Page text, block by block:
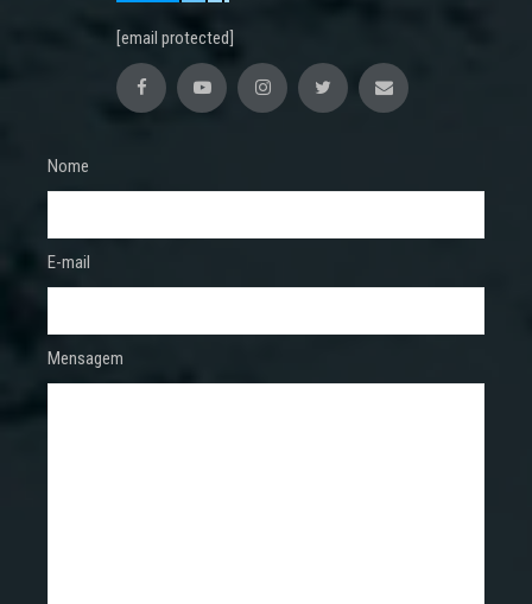
[email protected]
Nome
E-mail
Mensagem